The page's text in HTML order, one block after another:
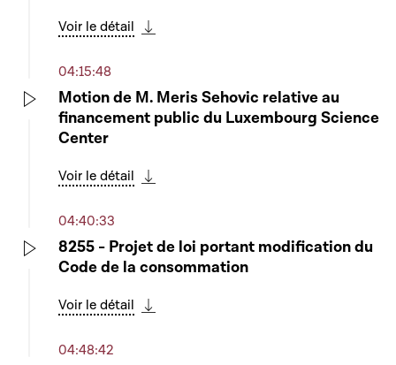
Voir le détail
04:15:48
Motion de M. Meris Sehovic relative au
financement public du Luxembourg Science
Center
Voir le détail
04:40:33
8255 - Projet de loi portant modification du
Code de la consommation
Voir le détail
04:48:42